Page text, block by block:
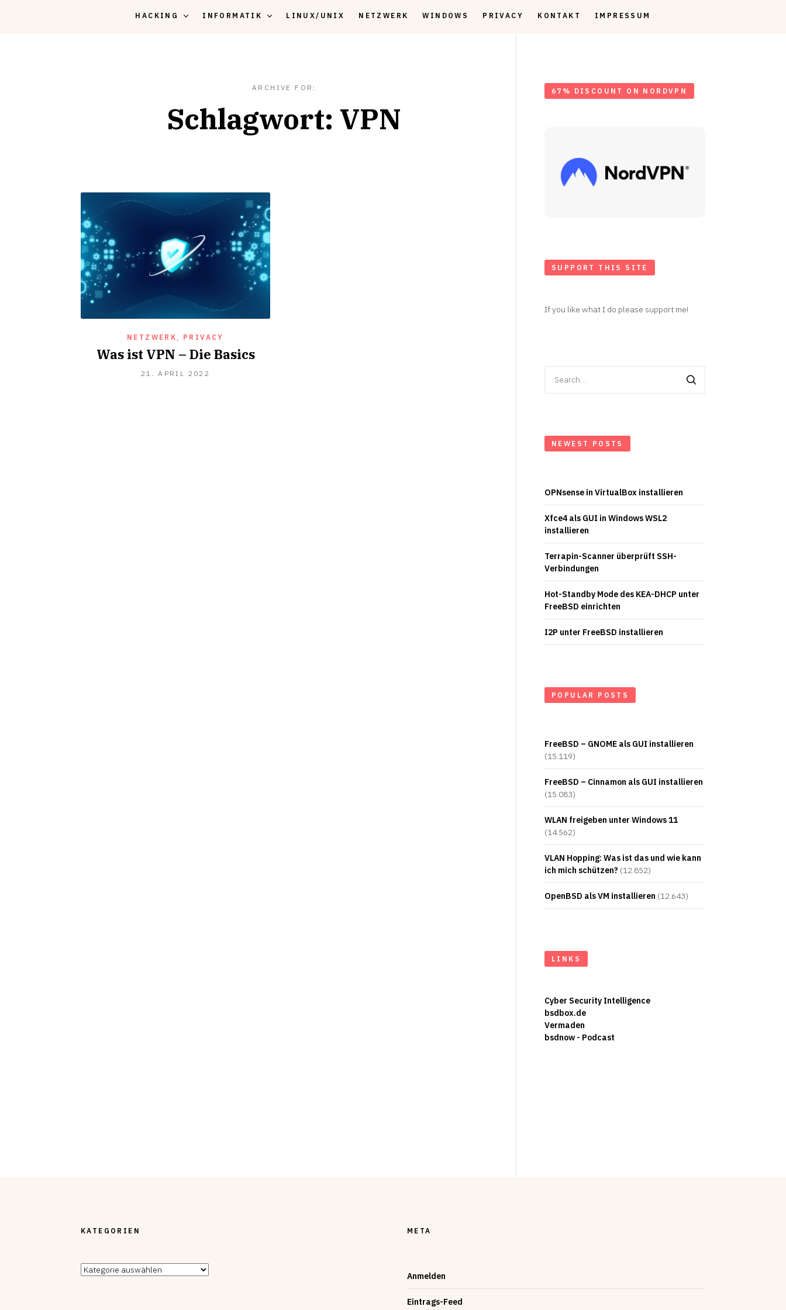
HACKING INFORMATIK LINUX/UNIX NETZWERK WINDOWS PRIVACY KONTAKT IMPRESSUM
ARCHIVE FOR:
Schlagwort: VPN
NETZWERK , PRIVACY
Was ist VPN – Die Basics
21. APRIL 2022
67% DISCOUNT ON NORDVPN
SUPPORT THIS SITE
If you like what I do please support me!
for:
NEWEST POSTS
OPNsense in VirtualBox installieren
Xfce4 als GUI in Windows WSL2
installieren
Terrapin-Scanner überprüft SSH-
Verbindungen
Hot-Standby Mode des KEA-DHCP unter
FreeBSD einrichten
I2P unter FreeBSD installieren
POPULAR POSTS
FreeBSD – GNOME als GUI installieren
(15.119)
FreeBSD – Cinnamon als GUI installieren
(15.083)
WLAN freigeben unter Windows 11
(14.562)
VLAN Hopping: Was ist das und wie kann
ich mich schützen? (12.852)
OpenBSD als VM installieren (12.643)
LINKS
Cyber Security Intelligence
bsdbox.de
Vermaden
bsdnow - Podcast
KATEGORIEN
Kategorien
META
Anmelden
Eintrags-Feed